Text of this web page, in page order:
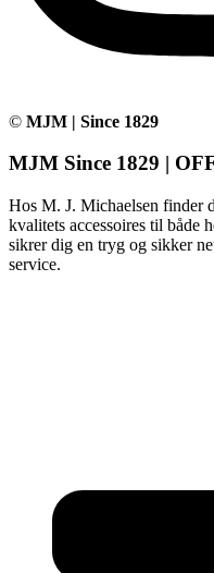
© MJM | Since 1829
MJM Since 1829 |
Hos M. J. Michaelsen finder
kvalitets accessoires til både
sikrer dig en tryg og sikker
service.